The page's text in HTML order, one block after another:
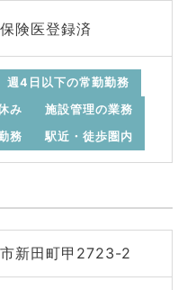
険医登録済
週4日以下の常勤勤務
み
施設管理の業務
務
駅近・徒歩圏内
新田町甲2723-2